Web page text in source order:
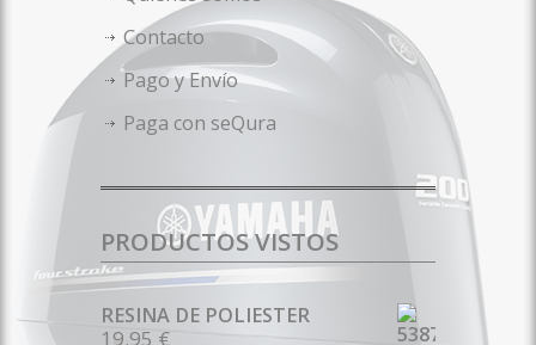
Contacto
Pago y Envío
Paga con seQura
PRODUCTOS VISTOS
RESINA DE POLIESTER
19.95 €